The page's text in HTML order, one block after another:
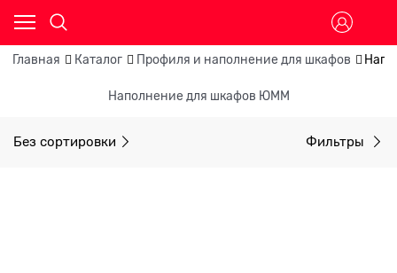
Главная Каталог Профиля и наполнение для шкафов
Наполнение для шкафов ЮММ
Без сортировки Фильтры